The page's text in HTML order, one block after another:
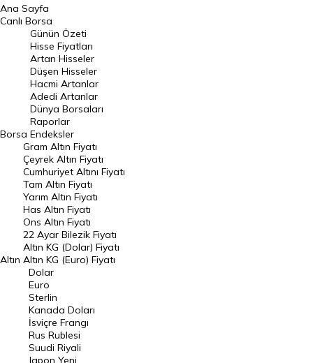
BIST 100 Hisseleri
En Çok Artan Hisseler
En Çok Düşen Hisseler
Hacmi Artanlar
Geçmiş Kapanışlar
Dünya Borsaları
Raporlar
Endeksler
DÖVİZ
Döviz Kuru
Dolar Kuru
Euro Kuru
Pound Kuru
Frank Kuru
Riyal Kuru
Avustralya Doları
Ana Sayfa
Canlı Borsa
Borsa
Günün Özeti
Hisse Fiyatları
Artan Hisseler
Düşen Hisseler
Hacmi Artanlar
Adedi Artanlar
Dünya Borsaları
Raporlar
Endeksler
Altın
Gram Altın Fiyatı
Çeyrek Altın Fiyatı
Cumhuriyet Altını Fiyatı
Tam Altın Fiyatı
Yarım Altın Fiyatı
Has Altın Fiyatı
Ons Altın Fiyatı
22 Ayar Bilezik Fiyatı
Altın KG (Dolar) Fiyatı
Altın KG (Euro) Fiyatı
Dolar
Euro
Sterlin
Kanada Doları
İsviçre Frangı
Rus Rublesi
Suudi Riyali
Japon Yeni